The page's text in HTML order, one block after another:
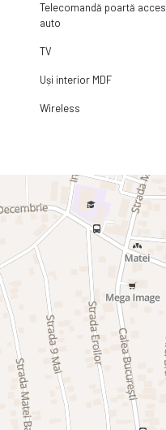
Telecomandă poartă acces
auto
TV
Uși interior MDF
Wireless